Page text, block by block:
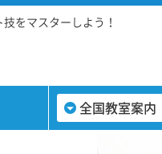
をマスターしよう！
全国教室案内